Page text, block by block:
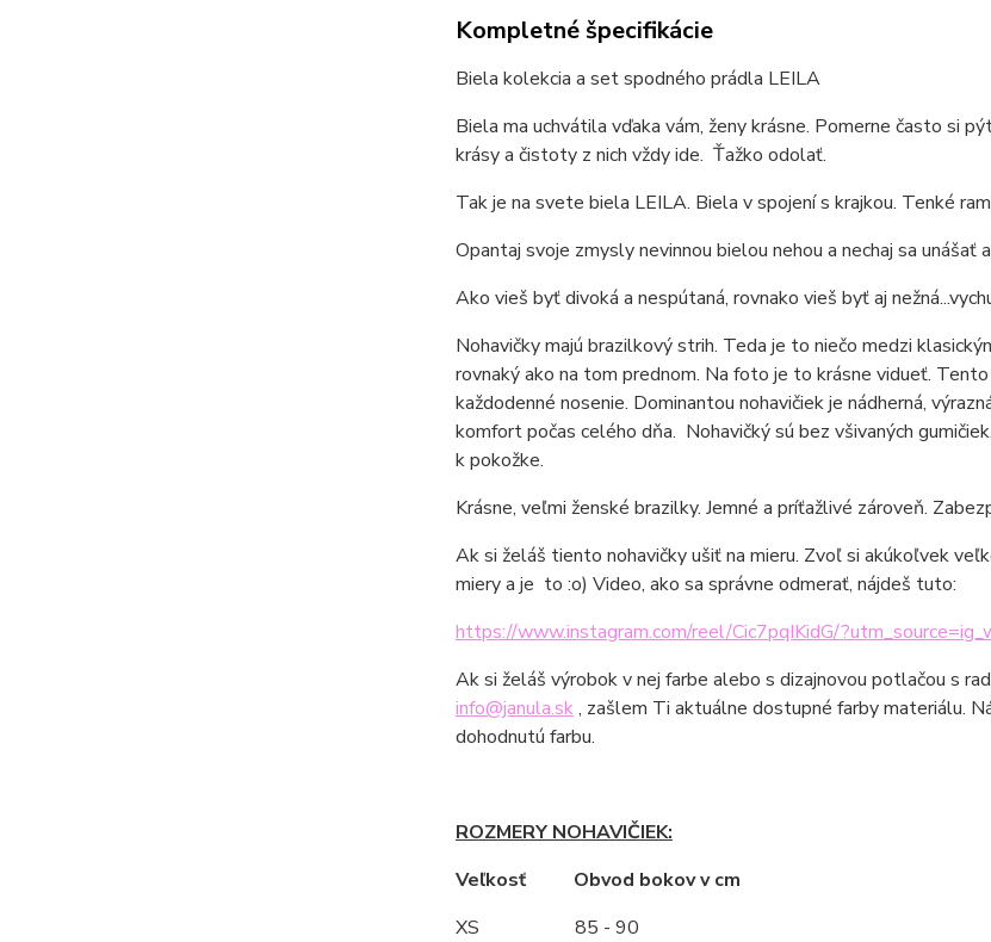
Kompletné špecifikácie
Biela kolekcia a set spodného prádla LEILA
Biela ma uchvátila vďaka vám, ženy krásne. Pomerne často si
krásy a čistoty z nich vždy ide. Ťažko odolať.
Tak je na svete biela LEILA. Biela v spojení s krajkou. Tenké
Opantaj svoje zmysly nevinnou bielou nehou a nechaj sa
Ako vieš byť divoká a nespútaná, rovnako vieš byť aj
Nohavičky majú brazilkový strih. Teda je to niečo medzi
rovnaký ako na tom prednom. Na foto je to krásne vidueť.
každodenné nosenie. Dominantou nohavičiek je nádherná,
komfort počas celého dňa. Nohavičký sú bez všivaných
k pokožke.
Krásne, veľmi ženské brazilky. Jemné a príťažlivé zároveň.
Ak si želáš tiento nohavičky ušiť na mieru. Zvoľ si akúkoľvek
miery a je to :o) Video, ako sa správne odmerať, nájdeš tuto:
https://www.instagram.com/reel/Cic7pqIKidG/
Ak si želáš výrobok v nej farbe alebo s dizajnovou potlačou s
info@janula.sk, zašlem Ti aktuálne dostupné farby materiálu.
dohodnutú farbu.
ROZMERY NOHAVIČIEK:
Veľkosť Obvod bokov v cm
XS
85 - 90